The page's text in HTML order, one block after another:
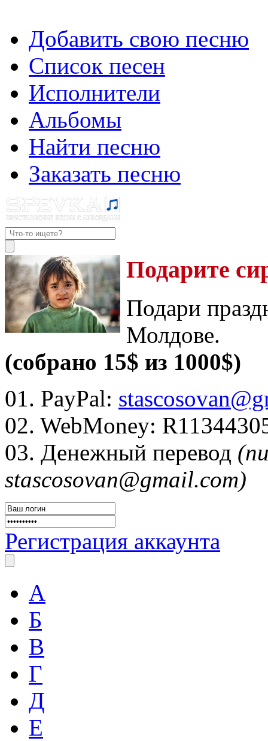
Добавить свою песню
Список песен
Исполнители
Альбомы
Найти песню
Заказать песню
Подарите
Подари
Молдове.
(собрано 15$ из 1000$)
01. PayPal:
02. WebMoney:
03. Денежный перевод
stascosovan@gmail.com)
Регистрация аккаунта
А
Б
В
Г
Д
Е